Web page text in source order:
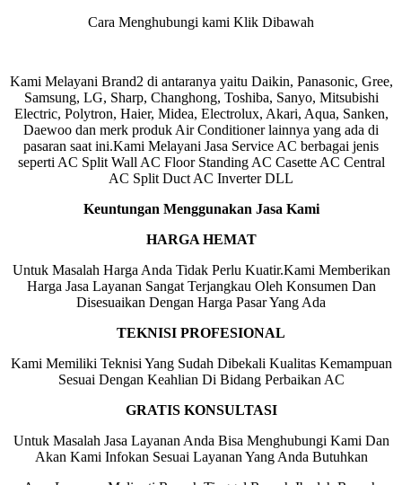
Cara Menghubungi kami Klik Dibawah
Kami Melayani Brand2 di antaranya yaitu Daikin, Panasonic, Gree,
Samsung, LG, Sharp, Changhong, Toshiba, Sanyo, Mitsubishi
Electric, Polytron, Haier, Midea, Electrolux, Akari, Aqua, Sanken,
Daewoo dan merk produk Air Conditioner lainnya yang ada di
pasaran saat ini.Kami Melayani Jasa Service AC berbagai jenis
seperti AC Split Wall AC Floor Standing AC Casette AC Central
AC Split Duct AC Inverter DLL
Keuntungan Menggunakan Jasa Kami
HARGA HEMAT
Untuk Masalah Harga Anda Tidak Perlu Kuatir.Kami Memberikan
Harga Jasa Layanan Sangat Terjangkau Oleh Konsumen Dan
Disesuaikan Dengan Harga Pasar Yang Ada
TEKNISI PROFESIONAL
Kami Memiliki Teknisi Yang Sudah Dibekali Kualitas Kemampuan
Sesuai Dengan Keahlian Di Bidang Perbaikan AC
GRATIS KONSULTASI
Untuk Masalah Jasa Layanan Anda Bisa Menghubungi Kami Dan
Akan Kami Infokan Sesuai Layanan Yang Anda Butuhkan